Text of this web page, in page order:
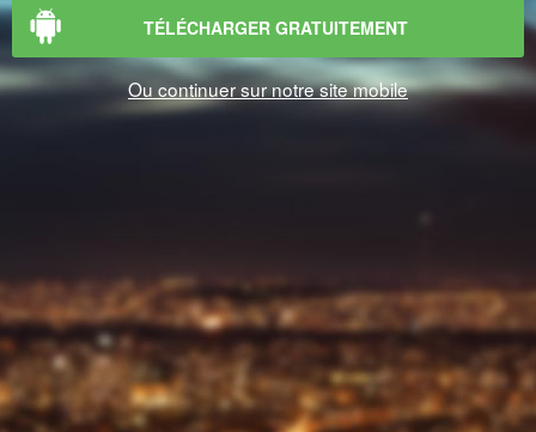
TÉLÉCHARGER GRATUITEMENT
Ou continuer sur notre site mobile